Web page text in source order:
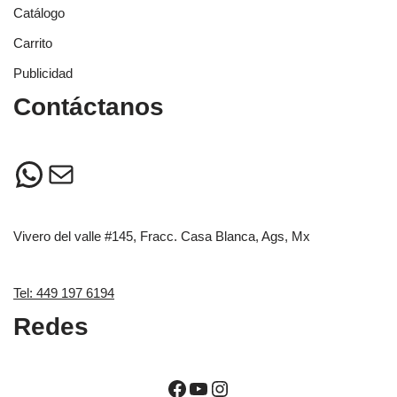
Catálogo
Carrito
Publicidad
Contáctanos
Vivero del valle #145, Fracc. Casa Blanca, Ags, Mx
Tel: 449 197 6194
Redes